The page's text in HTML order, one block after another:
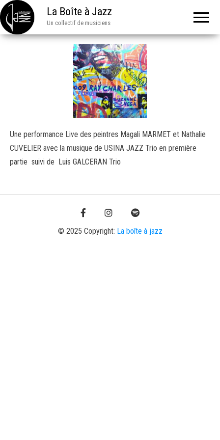
La Boîte à Jazz
Un collectif de musiciens
Une performance Live des peintres Magali MARMET et Nathalie
CUVELIER avec la musique de USINA JAZZ Trio en première
partie suivi de Luis GALCERAN Trio
© 2025 Copyright: La boîte à jazz